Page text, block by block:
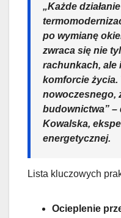
„Każde działanie
po wymianę
zwraca się nie
rachunkach, ale
komforcie życia.
nowoczesnego,
budownictwa” –
Kowalska,
energetycznej.
Lista kluczowych
Ocieplenie